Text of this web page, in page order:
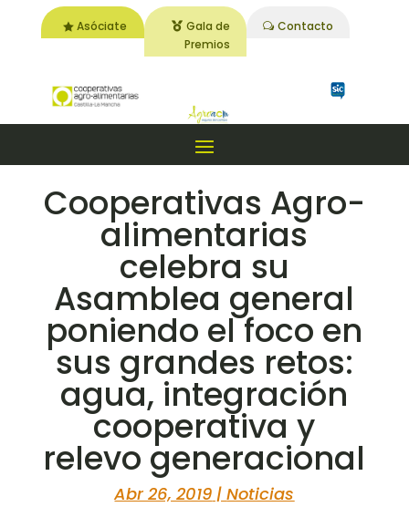
Asóciate
Gala de
Premios
Contacto
Cooperativas Agro-
alimentarias
celebra su
Asamblea general
poniendo el foco en
sus grandes retos:
agua, integración
cooperativa y
relevo generacional
Abr 26, 2019 |Noticias